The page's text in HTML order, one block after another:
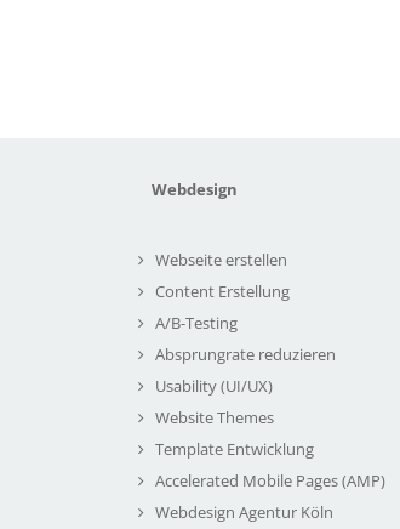
Webdesign
Webseite erstellen
Content Erstellung
A/B-Testing
Absprungrate reduzieren
Usability (UI/UX)
Website Themes
Template Entwicklung
Accelerated Mobile Pages (AMP)
Webdesign Agentur Köln